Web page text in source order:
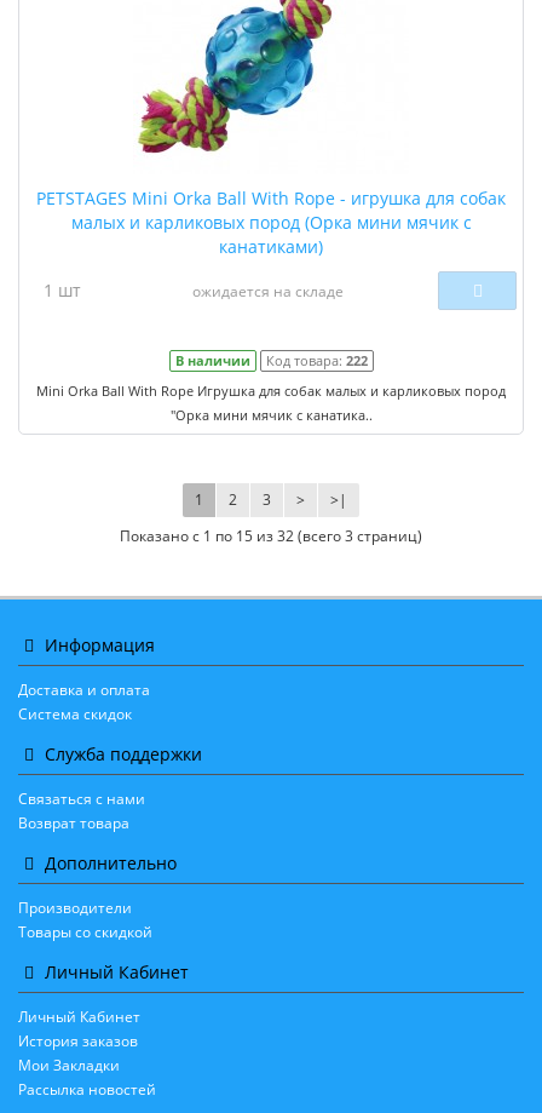
PETSTAGES Mini Orka Ball With Rope - игрушка для собак
малых и карликовых пород (Орка мини мячик с
канатиками)
1 шт
ожидается на складе
В наличии Код товара: 222
Mini Orka Ball With Rope Игрушка для собак малых и карликовых пород
"Орка мини мячик с канатика..
1 2 3 > >|
Показано с 1 по 15 из 32 (всего 3 страниц)
Информация
Доставка и оплата
Система скидок
Служба поддержки
Связаться с нами
Возврат товара
Дополнительно
Производители
Товары со скидкой
Личный Кабинет
Личный Кабинет
История заказов
Мои Закладки
Рассылка новостей